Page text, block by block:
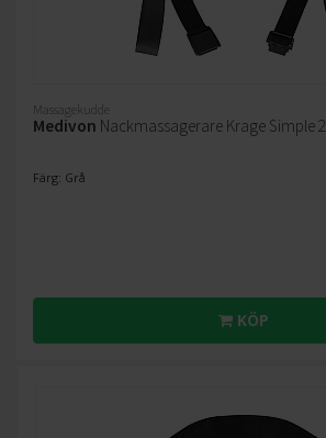
Massagekudde
Medivon Nackmassagerare Krage Simple 2
Färg: Grå
KÖP